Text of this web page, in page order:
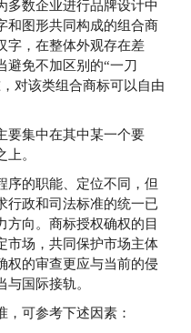
多数企业进行品牌设计中
和图形共同构成的组合商
字，在整体外观存在差
避免不加区别的“一刀
对该类组合商标可以自由
要集中在其中某一个要
。
序的职能、定位不同，但
行政和司法标准的统一已
方向。商标授权确权的目
市场，共同保护市场主体
权的审查更应与当前的侵
国际接轨。
，可参考下述因素：